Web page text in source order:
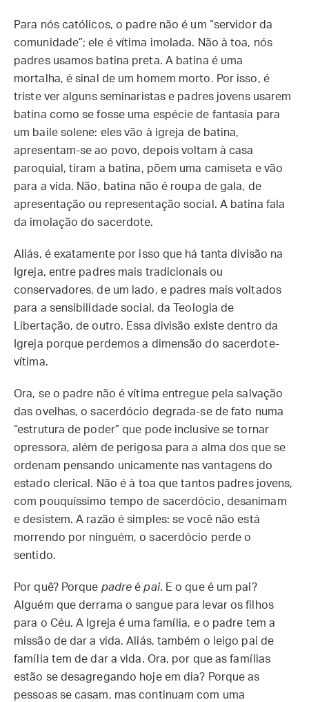
Para nós católicos, o padre não é um “servidor da
comunidade”; ele é vítima imolada. Não à toa, nós
padres usamos batina preta. A batina é uma
mortalha, é sinal de um homem morto. Por isso, é
triste ver alguns seminaristas e padres jovens usarem
batina como se fosse uma espécie de fantasia para
um baile solene: eles vão à igreja de batina,
apresentam-se ao povo, depois voltam à casa
paroquial, tiram a batina, põem uma camiseta e vão
para a vida. Não, batina não é roupa de gala, de
apresentação ou representação social. A batina fala
da imolação do sacerdote.
Aliás, é exatamente por isso que há tanta divisão na
Igreja, entre padres mais tradicionais ou
conservadores, de um lado, e padres mais voltados
para a sensibilidade social, da Teologia de
Libertação, de outro. Essa divisão existe dentro da
Igreja porque perdemos a dimensão do sacerdote-
vítima.
Ora, se o padre não é vítima entregue pela salvação
das ovelhas, o sacerdócio degrada-se de fato numa
“estrutura de poder” que pode inclusive se tornar
opressora, além de perigosa para a alma dos que se
ordenam pensando unicamente nas vantagens do
estado clerical. Não é à toa que tantos padres jovens,
com pouquíssimo tempo de sacerdócio, desanimam
e desistem. A razão é simples: se você não está
morrendo por ninguém, o sacerdócio perde o
sentido.
Por quê? Porque padre épai. E o que é um pai?
Alguém que derrama o sangue para levar os filhos
para o Céu. A Igreja é uma família, e o padre tem a
missão de dar a vida. Aliás, também o leigo pai de
família tem de dar a vida. Ora, por que as famílias
estão se desagregando hoje em dia? Porque as
pessoas se casam, mas continuam com uma